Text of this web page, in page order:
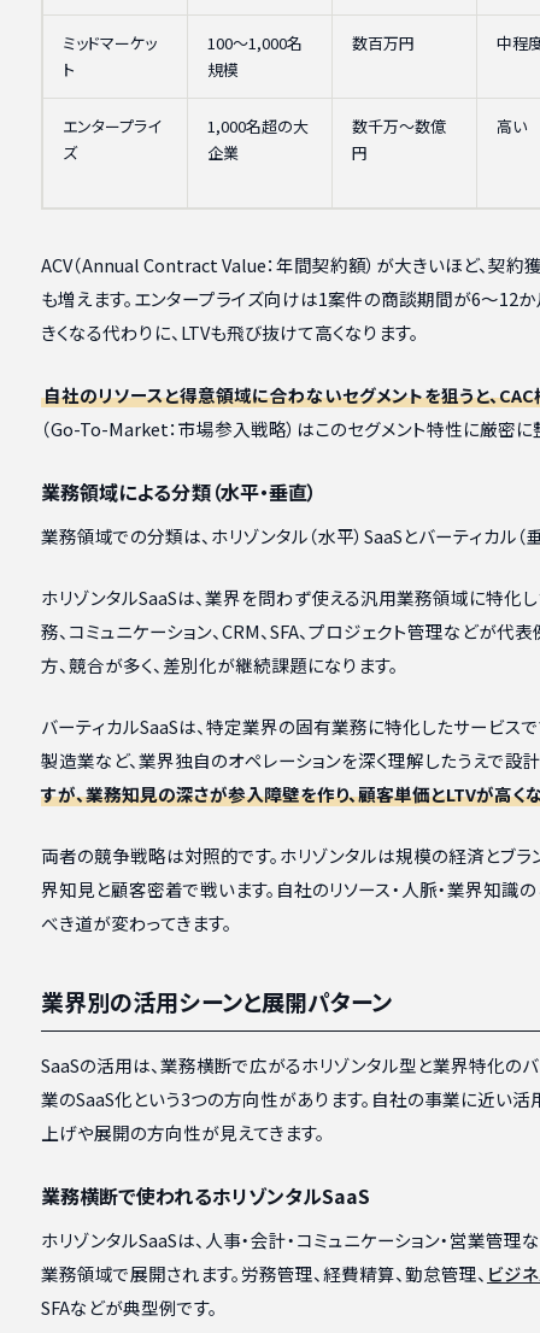
ミッドマーケッ
ト
100〜1,000名
規模
数百万円 中程
エンタープライ
ズ
1,000名超の大
企業
数千万〜数億
円
高い
ACV（Annual Contract Value：年間契約額）が大きいほど、契
も増えます。エンタープライズ向けは1案件の商談期間が6〜12か
きくなる代わりに、LTVも飛び抜けて高くなります。
自社のリソースと得意領域に合わないセグメントを狙うと、
（Go-To-Market：市場参入戦略）はこのセグメント特性に厳密に
業務領域による分類（水平・垂直）
業務領域での分類は、ホリゾンタル（水平）SaaSとバーティカル（
ホリゾンタルSaaSは、業界を問わず使える汎用業務領域に特化
務、コミュニケーション、CRM、SFA、プロジェクト管理などが代表
方、競合が多く、差別化が継続課題になります。
バーティカルSaaSは、特定業界の固有業務に特化したサービスで
製造業など、業界独自のオペレーションを深く理解したうえで設計
すが、業務知見の深さが参入障壁を作り、顧客単価とLTVが高く
両者の競争戦略は対照的です。ホリゾンタルは規模の経済とブラ
界知見と顧客密着で戦います。自社のリソース・人脈・業界知識
べき道が変わってきます。
業界別の活用シーンと展開パターン
SaaSの活用は、業務横断で広がるホリゾンタル型と業界特化の
業のSaaS化という3つの方向性があります。自社の事業に近い活
上げや展開の方向性が見えてきます。
業務横断で使われるホリゾンタルSaaS
ホリゾンタルSaaSは、人事・会計・コミュニケーション・営業管
業務領域で展開されます。労務管理、経費精算、勤怠管理、 ビジ
SFAなどが典型例です。